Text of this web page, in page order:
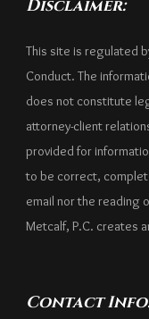
Disclaimer:
This site is regulated
Conduct. The
does not constitute
attorney-client
provided for
to be correct,
email nor the reading
Metcalf, P.C. creates
Contact